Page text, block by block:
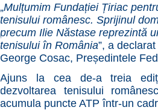
„Mulțumim Fundației Țiriac
tenisului românesc. Sprijinul
precum Ilie Năstase reprezintă
tenisului în România”, a
George Cosac, Președintele
Ajuns la cea de-a treia
dezvoltarea tenisului
acumula puncte ATP într-un